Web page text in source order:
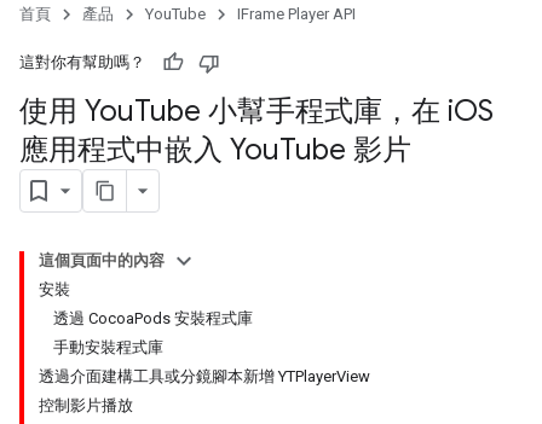
首頁 產品 YouTube IFrame Player API
這對你有幫助嗎？
使用 YouTube 小幫手程式庫，在 iOS
應用程式中嵌入 YouTube 影片
這個頁面中的內容
安裝
透過 CocoaPods 安裝程式庫
手動安裝程式庫
透過介面建構工具或分鏡腳本新增 YTPlayerView
控制影片播放